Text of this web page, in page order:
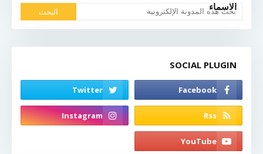
الاسماء
SOCIAL PLUGIN